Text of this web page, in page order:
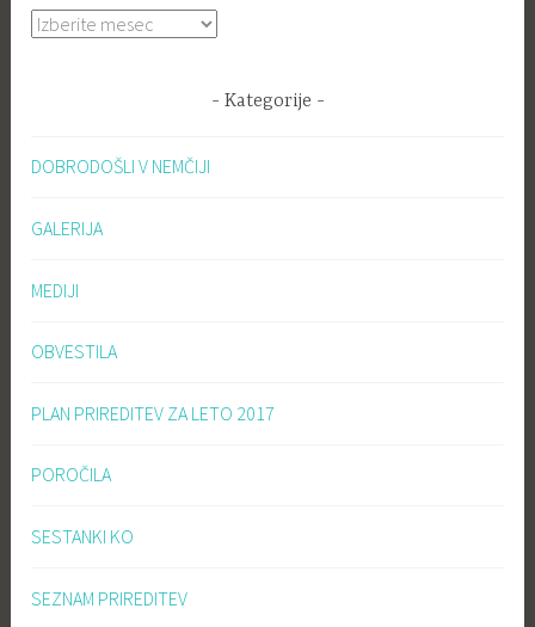
Arhivi
Kategorije
DOBRODOŠLI V NEMČIJI
GALERIJA
MEDIJI
OBVESTILA
PLAN PRIREDITEV ZA LETO 2017
POROČILA
SESTANKI KO
SEZNAM PRIREDITEV